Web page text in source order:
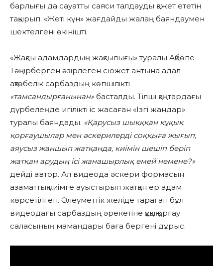
барлығы да сауатты саяси талдауды қажет ететін
тақырып. «Жеті күн» жағдайды жалаң баяндаумен
шектелгені өкінішті.
«Жақсы адамдардың жақсылығы» туралы Ақбөпе
Тәңірберген әзірлеген сюжет антына адал
ақтөбелік сарбаздың көпшілікті
«тамсандырғанынан»басталды. Тілші қаңтардағы
дүрбелеңде игілікті іс жасаған «Ізгі жандар»
туралы баяндады. «Қарусыз шықққан құқық
қорғаушылар мен әскерилерді соққыға жығып,
аяусыз жаншып жатқанда, киімін шешіп беріп
жатқан арудың ісі жанашырлық емей немене?»
дейді автор. Ал видеода әскери формасын
азаматтық киімге ауыстырып жатқан ер адам
көрсетілген. Әлеуметтік желіде тараған бұл
видеодағы сарбаздың әрекетіне құқық қорғау
саласының мамандары баға бергені дұрыс.